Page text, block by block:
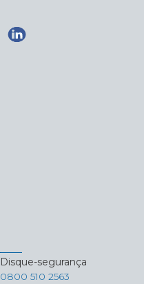
Disque-segurança
0800 510 2563